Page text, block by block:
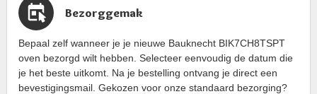
Bezorggemak
Bepaal zelf wanneer je je nieuwe Bauknecht BIK7CH8TSPT
oven bezorgd wilt hebben. Selecteer eenvoudig de datum die
je het beste uitkomt. Na je bestelling ontvang je direct een
bevestigingsmail. Gekozen voor onze standaard bezorging?